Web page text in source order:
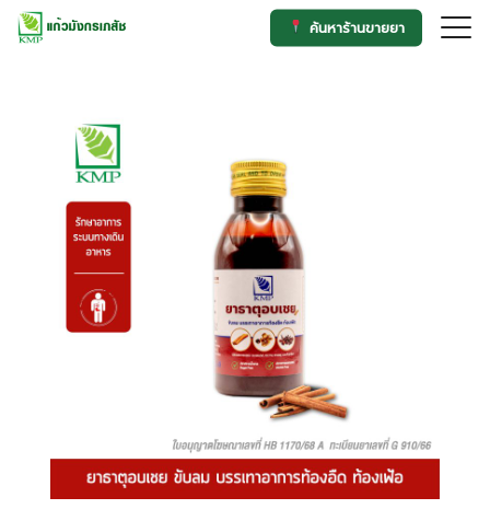
Skip
to
ค้นหาร้านขายยา